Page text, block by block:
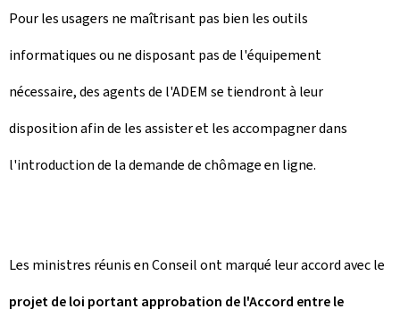
Pour les usagers ne maîtrisant pas bien les outils
informatiques ou ne disposant pas de l'équipement
nécessaire, des agents de l'ADEM se tiendront à leur
disposition afin de les assister et les accompagner dans
l'introduction de la demande de chômage en ligne.
Les ministres réunis en Conseil ont marqué leur accord avec le
projet de loi portant approbation de l'Accord entre le